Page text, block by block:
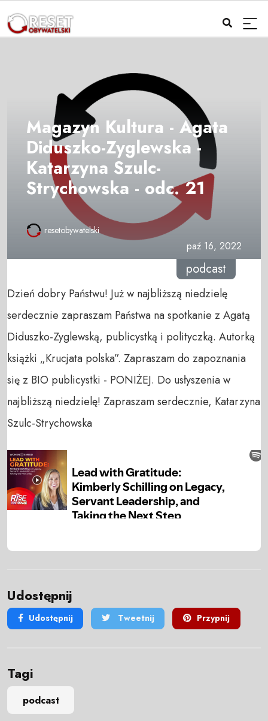
Magazyn Kultura - Agata
Diduszko-Zyglewska -
Katarzyna Szulc-
Strychowska - odc. 21
resetobywatelski
paź 16, 2022
podcast
Dzień dobry Państwu! Już w najbliższą niedzielę
serdecznie zapraszam Państwa na spotkanie z Agatą
Diduszko-Zyglewską, publicystką i polityczką. Autorką
książki „Krucjata polska”. Zapraszam do zapoznania
się z BIO publicystki - PONIŻEJ. Do usłyszenia w
najbliższą niedzielę! Zapraszam serdecznie, Katarzyna
Szulc-Strychowska
Udostępnij
Udostępnij Tweetnij Przypnij
Tagi
podcast